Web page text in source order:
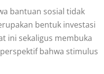
bantuan sosial tidak
bentuk investasi
ini sekaligus membuka
bahwa stimulus